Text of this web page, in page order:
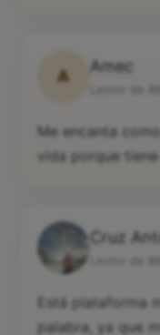
A
Amec
Me encanta
vida porque
Cruz
Está plataforma
palabra, ya que